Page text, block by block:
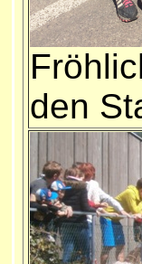
den